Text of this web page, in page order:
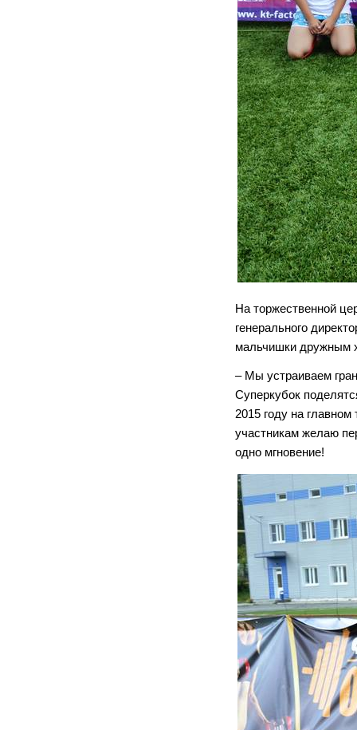
На торжественной
генерального
мальчишки дружным
– Мы устраиваем
Суперкубок
2015 году на
участникам желаю
одно мгновение!